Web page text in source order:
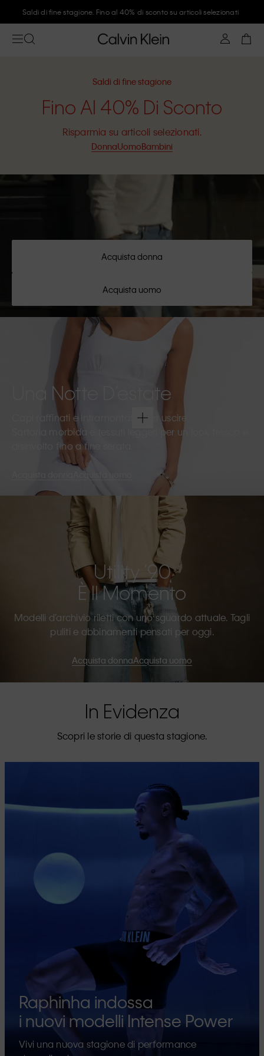
Saldi di fine stagione. Fino al 40% di sconto su articoli selezionati
Saldi di fine stagione
Fino Al 40% Di Sconto
Risparmia su articoli selezionati.
DonnaUomoBambini
Acquista donna
Acquista uomo
Una Notte D’estate
Capi raffinati e intramontabili per uscire.
Sartoria morbida e tessuti leggeri per un look fresco e
disinvolto fino a fine serata.
Acquista uomo
Utility ’90
È Il Momento
Modelli d’archivio riletti con uno sguardo attuale. Tagli
puliti e abbinamenti pensati per oggi.
Acquista donnaAcquista uomo
In Evidenza
Scopri le storie di questa stagione.
Raphinha indossa
i nuovi modelli Intense Power
Vivi una nuova stagione di performance